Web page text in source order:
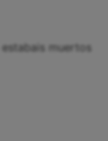
muertos